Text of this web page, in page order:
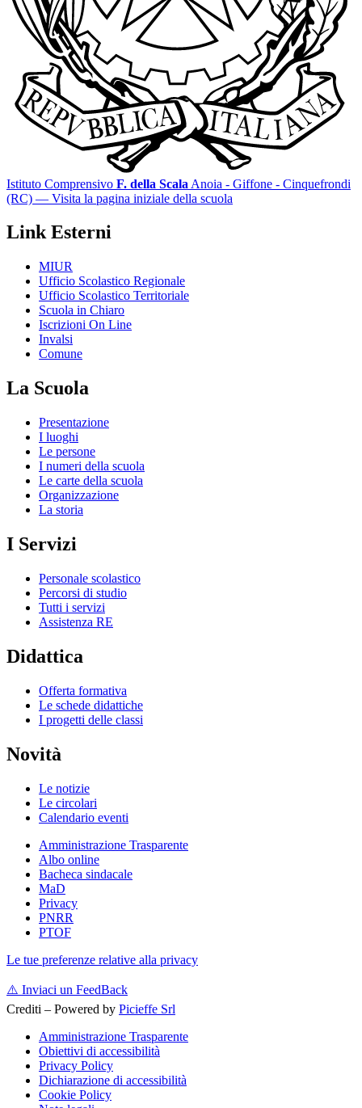
Istituto Comprensivo F. della Scala Anoia - Giffone - Cinquefrondi
(RC) — Visita la pagina iniziale della scuola
Link Esterni
MIUR
Ufficio Scolastico Regionale
Ufficio Scolastico Territoriale
Scuola in Chiaro
Iscrizioni On Line
Invalsi
Comune
La Scuola
Presentazione
I luoghi
Le persone
I numeri della scuola
Le carte della scuola
Organizzazione
La storia
I Servizi
Personale scolastico
Percorsi di studio
Tutti i servizi
Assistenza RE
Didattica
Offerta formativa
Le schede didattiche
I progetti delle classi
Novità
Le notizie
Le circolari
Calendario eventi
Amministrazione Trasparente
Albo online
Bacheca sindacale
MaD
Privacy
PNRR
PTOF
Le tue preferenze relative alla privacy
⚠️ Inviaci un FeedBack
Crediti – Powered by Picieffe Srl
Amministrazione Trasparente
Obiettivi di accessibilità
Privacy Policy
Dichiarazione di accessibilità
Cookie Policy